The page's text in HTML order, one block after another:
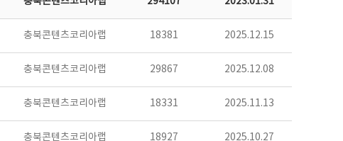
충북콘텐츠코리아랩 18381 2025.12.15
충북콘텐츠코리아랩 29867 2025.12.08
충북콘텐츠코리아랩 18331 2025.11.13
충북콘텐츠코리아랩 18927 2025.10.27